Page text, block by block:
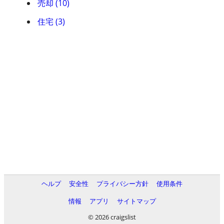
売却 (10)
住宅 (3)
ヘルプ 安全性 プライバシー方針
使用条件
情報
アプリ
サイトマップ
© 2026 craigslist